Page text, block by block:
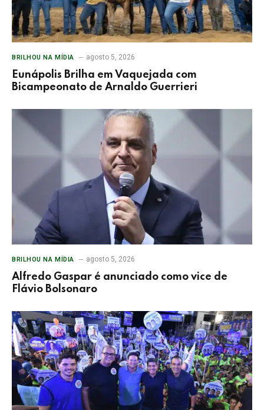
BRILHOU NA MÍDIA agosto 5, 2026
Eunápolis Brilha em Vaquejada com
Bicampeonato de Arnaldo Guerrieri
BRILHOU NA MÍDIA agosto 5, 2026
Alfredo Gaspar é anunciado como vice de
Flávio Bolsonaro